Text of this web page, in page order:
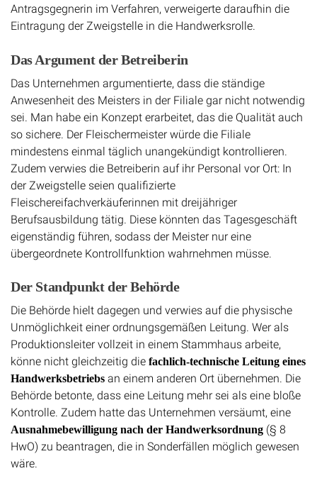
Antragsgegnerin im Verfahren, verweigerte daraufhin die
Eintragung der Zweigstelle in die Handwerksrolle.
Das Argument der Betreiberin
Das Unternehmen argumentierte, dass die ständige
Anwesenheit des Meisters in der Filiale gar nicht notwendig
sei. Man habe ein Konzept erarbeitet, das die Qualität auch
so sichere. Der Fleischermeister würde die Filiale
mindestens einmal täglich unangekündigt kontrollieren.
Zudem verwies die Betreiberin auf ihr Personal vor Ort: In
der Zweigstelle seien qualifizierte
Fleischereifachverkäuferinnen mit dreijähriger
Berufsausbildung tätig. Diese könnten das Tagesgeschäft
eigenständig führen, sodass der Meister nur eine
übergeordnete Kontrollfunktion wahrnehmen müsse.
Der Standpunkt der Behörde
Die Behörde hielt dagegen und verwies auf die physische
Unmöglichkeit einer ordnungsgemäßen Leitung. Wer als
Produktionsleiter vollzeit in einem Stammhaus arbeite,
könne nicht gleichzeitig die fachlich-technische Leitung eines
Handwerksbetriebs an einem anderen Ort übernehmen. Die
Behörde betonte, dass eine Leitung mehr sei als eine bloße
Kontrolle. Zudem hatte das Unternehmen versäumt, eine
Ausnahmebewilligung nach der Handwerksordnung (§ 8
HwO) zu beantragen, die in Sonderfällen möglich gewesen
wäre.